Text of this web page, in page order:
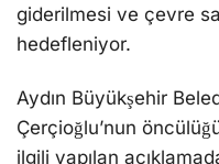
giderilmesi ve çevre
hedefleniyor.
Aydın Büyükşehir
Çerçioğlu’nun
ilgili yapılan